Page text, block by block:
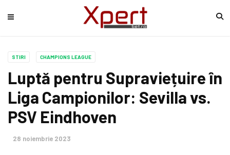
STIRI CHAMPIONS LEAGUE
Luptă pentru Supraviețuire în
Liga Campionilor: Sevilla vs.
PSV Eindhoven
28 noiembrie 2023